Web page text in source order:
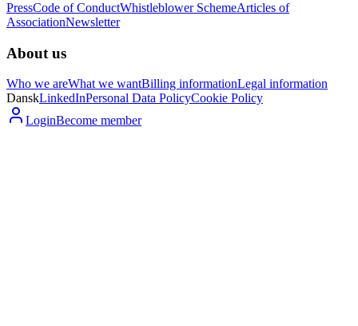
PressCode of ConductWhistleblower SchemeArticles of
AssociationNewsletter
About us
Who we areWhat we wantBilling informationLegal information
DanskLinkedInPersonal Data PolicyCookie Policy
LoginBecome member